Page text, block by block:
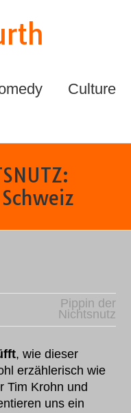
Culture
Pippin der
Nichtsnutz
, wie dieser
erzählerisch wie
Tim Krohn und
uns ein